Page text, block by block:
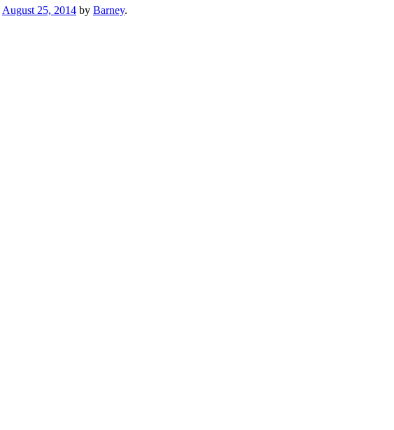
August 25, 2014 by Barney.